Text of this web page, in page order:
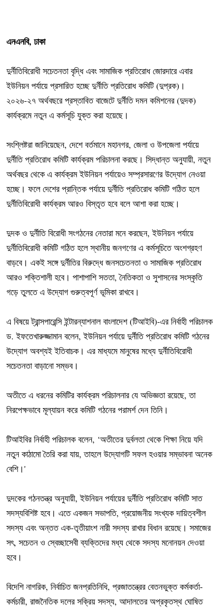
এনএনবি, ঢাকা
দুর্নীতিবিরোধী সচেতনতা বৃদ্ধি এবং সামাজিক প্রতিরোধ জোরদারে এবার
ইউনিয়ন পর্যায়ে প্রসারিত হচ্ছে দুর্নীতি প্রতিরোধ কমিটি (দুপ্রক)।
২০২৬-২৭ অর্থবছরে প্রস্তাবিত বাজেটে দুর্নীতি দমন কমিশনের (দুদক)
কার্যক্রমে নতুন এ কর্মসূচি যুক্ত করা হয়েছে।
সংশ্লিষ্টরা জানিয়েছেন, দেশে বর্তমানে মহানগর, জেলা ও উপজেলা পর্যায়ে
দুর্নীতি প্রতিরোধ কমিটি কার্যক্রম পরিচালনা করছে। সিদ্ধান্ত অনুযায়ী, নতুন
অর্থবছর থেকে এ কার্যক্রম ইউনিয়ন পর্যায়েও সম্প্রসারণের উদ্যোগ নেওয়া
হচ্ছে। ফলে দেশের প্রান্তিক পর্যায়ে দুর্নীতি প্রতিরোধ কমিটি গঠিত হলে
দুর্নীতিবিরোধী কার্যক্রম আরও বিস্তৃত হবে বলে আশা করা হচ্ছে।
দুদক ও দুর্নীতি বিরোধী সংগঠনের নেতারা মনে করছেন, ইউনিয়ন পর্যায়ে
দুর্নীতিবিরোধী কমিটি গঠিত হলে স্থানীয় জনগণের এ কর্মসূচিতে অংশগ্রহণ
বাড়বে। একই সঙ্গে দুর্নীতির বিরুদ্ধে জনসচেতনতা ও সামাজিক প্রতিরোধ
আরও শক্তিশালী হবে। পাশাপাশি সততা, নৈতিকতা ও সুশাসনের সংস্কৃতি
গড়ে তুলতে এ উদ্যোগ গুরুত্বপূর্ণ ভূমিকা রাখবে।
এ বিষয়ে ট্রান্সপারেন্সি ইন্টারন্যাশনাল বাংলাদেশ (টিআইবি)-এর নির্বাহী পরিচালক
ড. ইফতেখারুজ্জামান বলেন, ইউনিয়ন পর্যায়ে দুর্নীতি প্রতিরোধ কমিটি গঠনের
উদ্যোগ অবশ্যই ইতিবাচক। এর মাধ্যমে মানুষের মধ্যে দুর্নীতিবিরোধী
সচেতনতা বাড়ানো সম্ভব।
অতীতে এ ধরনের কমিটির কার্যক্রম পরিচালনার যে অভিজ্ঞতা রয়েছে, তা
নিরপেক্ষভাবে মূল্যায়ন করে কমিটি গঠনের পরামর্শ দেন তিনি।
টিআইবির নির্বাহী পরিচালক বলেন, ‘অতীতের দুর্বলতা থেকে শিক্ষা নিয়ে যদি
নতুন কাঠামো তৈরি করা যায়, তাহলে উদ্যোগটি সফল হওয়ার সম্ভাবনা অনেক
বেশি।'
দুদকের গঠনতন্ত্র অনুযায়ী, ইউনিয়ন পর্যায়ের দুর্নীতি প্রতিরোধ কমিটি সাত
সদস্যবিশিষ্ট হবে। এতে একজন সভাপতি, প্রয়োজনীয় সংখ্যক দায়িত্বশীল
সদস্য এবং অন্তত এক-তৃতীয়াংশ নারী সদস্য রাখার বিধান রয়েছে। সমাজের
সৎ, সচেতন ও স্বেচ্ছাসেবী ব্যক্তিদের মধ্য থেকে সদস্য মনোনয়ন দেওয়া
হবে।
বিদেশি নাগরিক, নির্বাচিত জনপ্রতিনিধি, প্রজাতন্ত্রের বেতনভুক্ত কর্মকর্তা-
কর্মচারী, রাজনৈতিক দলের সক্রিয় সদস্য, আদালতের অপ্রকৃতস্থ ঘোষিত